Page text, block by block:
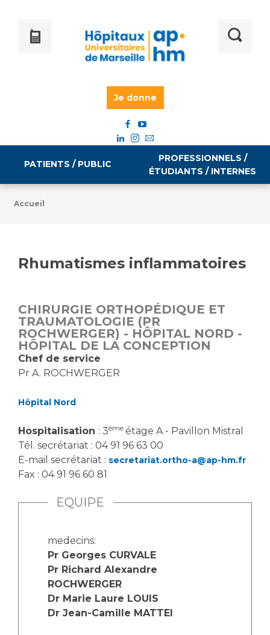
Je donne
PATIENTS / PUBLIC
Tarifs
Vous allez être hospitalisé(e)
Vous avez un examen d'imagerie ou de radiologie
à réaliser
Vous avez une analyse à réaliser
Vous venez en consultation
Infos COVID-19
Vivre ensemble à l'hôpital
Culture à l'hôpital
Laïcité et cultes
Les associations
Salon des familles
Transports sanitaires
Vos droits, vos devoirs
PROFESSIONNELS /
ÉTUDIANTS / INTERNES
Emploi / formation
Emplois administratifs
Emplois médicaux
Espace Formation
Étudiants hospitaliers
Emplois divers
Statuts
Stages paramédicaux
Chercheurs
Les structures de recherche
Écoles et Instituts de Formation
Accueil
Rhumatismes inflammatoires
CHIRURGIE ORTHOPÉDIQUE ET
TRAUMATOLOGIE (PR
ROCHWERGER) - HÔPITAL NORD -
HÔPITAL DE LA CONCEPTION
Chef de service
Pr A. ROCHWERGER
Hôpital Nord
Hospitalisation : 3ème étage A - Pavillon Mistral
Tél. secrétariat : 04 91 96 63 00
E-mail secrétariat : secretariat.ortho-a@ap-hm.fr
Fax : 04 91 96 60 81
EQUIPE
medecins:
Pr Georges CURVALE
Pr Richard Alexandre
ROCHWERGER
Dr Marie Laure LOUIS
Dr Jean-Camille MATTEI